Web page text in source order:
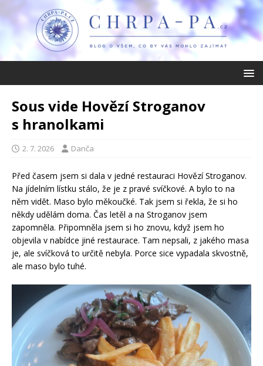
Sous vide Hovězí Stroganov
s hranolkami
2. 7. 2026 Danča
Před časem jsem si dala v jedné restauraci Hovězí Stroganov.
Na jídelním lístku stálo, že je z pravé svíčkové. A bylo to na
něm vidět. Maso bylo měkoučké. Tak jsem si řekla, že si ho
někdy udělám doma. Čas letěl a na Stroganov jsem
zapomněla. Připomněla jsem si ho znovu, když jsem ho
objevila v nabídce jiné restaurace. Tam nepsali, z jakého masa
je, ale svíčková to určitě nebyla. Porce sice vypadala skvostně,
ale maso bylo tuhé.